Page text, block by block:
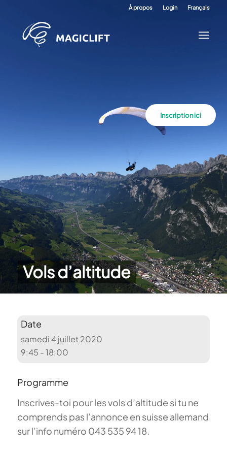
À propos Login Français
Vols d’altitude
Inscription ici
Date
samedi 4 juillet 2020
9:45 - 18:00
Programme
Inscrives-toi pour les vols d’altitude si tu ne
comprends pas l’annonce en suisse allemand
sur l’info numéro 043 535 94 18.